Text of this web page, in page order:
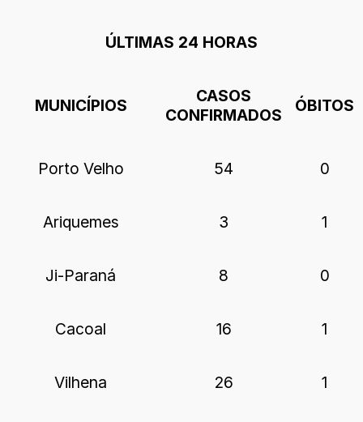
ÚLTIMAS 24 HORAS
MUNICÍPIOS
CASOS
CONFIRMADOS
ÓBITOS
Porto Velho 54 0
Ariquemes 3 1
Ji-Paraná 8 0
Cacoal 16 1
Vilhena 26 1